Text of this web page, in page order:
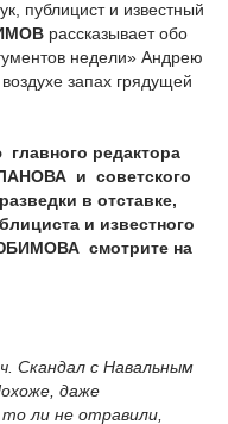
публицист и известный
рассказывает обо
недели» Андрею
запах грядущей
редактора
и советского
в отставке,
и известного
смотрите на
Скандал с Навальным
даже
ли не отравили,